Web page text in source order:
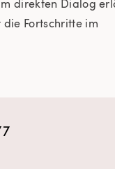
direkten Dialog
Fortschritte im